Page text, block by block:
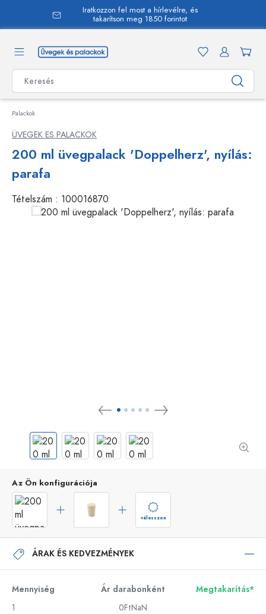
Iratkozzon fel most a hírlevélre, és
takarítson meg 1850 forintot
Palackok
ÜVEGEK ES PALACKOK
200 ml üvegpalack 'Doppelherz', nyílás:
parafa
Tételszám : 100016870
Az Ön konfigurációja
válasszon
ÁRAK ÉS KEDVEZMÉNYEK
Mennyiség Ár darabonként
Megtakarítás*
1
0FtNaN